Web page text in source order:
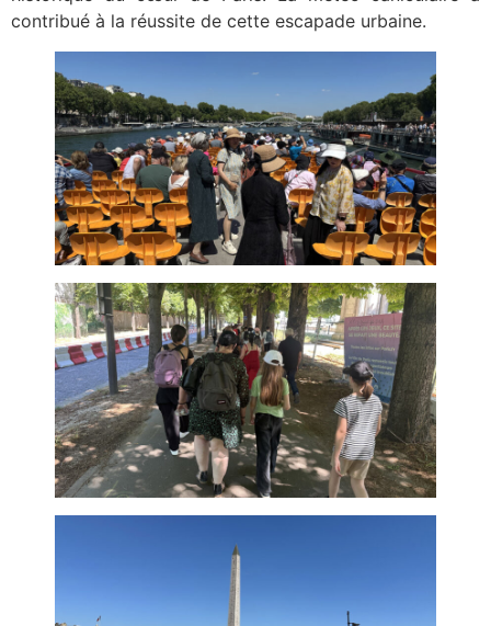
contribué à la réussite de cette escapade urbaine.